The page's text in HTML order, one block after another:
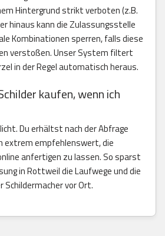
Hintergrund strikt verboten (z.B.
hinaus kann die Zulassungsstelle
Kombinationen sperren, falls diese
verstoßen. Unser System filtert
in der Regel automatisch heraus.
kaufen, wenn ich
Du erhältst nach der Abfrage
extrem empfehlenswert, die
anfertigen zu lassen. So sparst
in Rottweil die Laufwege und die
vor Ort.